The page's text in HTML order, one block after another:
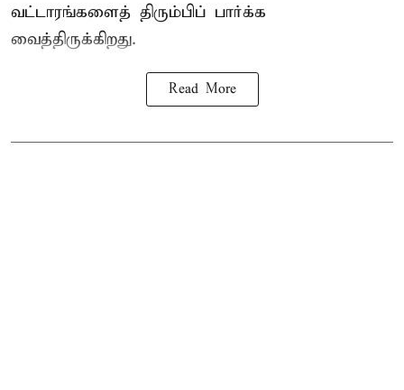
வட்டாரங்களைத் திரும்பிப் பார்க்க
வைத்திருக்கிறது.
Read More